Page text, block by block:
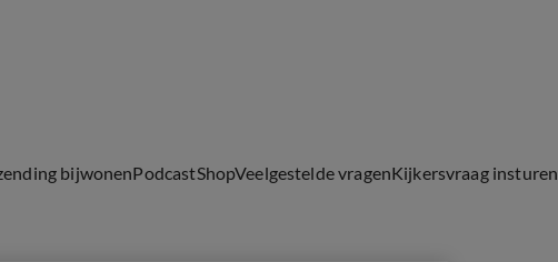
bijwonenPodcastShopVeelgestelde vragenKijkersvraag insturen